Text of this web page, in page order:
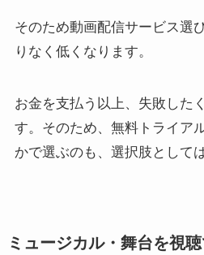
そのため動画配信サービス選
りなく低くなります。
お金を支払う以上、失敗した
す。そのため、無料トライア
かで選ぶのも、選択肢として
ミュージカル・舞台を視